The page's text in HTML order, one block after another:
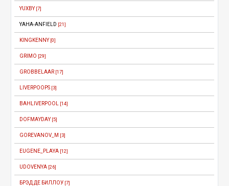
YUXBY [7]
YAHA-ANFIELD [21]
KINGKENNY [0]
GRIMO [29]
GROBBELAAR [17]
LIVERPOOPS [3]
BAHLIVERPOOL [14]
DOFMAYDAY [5]
GOREVANOV_M [3]
EUGENE_PLAYA [12]
UDOVENYA [26]
БРЭД ДЕ БИЛЛОУ [7]